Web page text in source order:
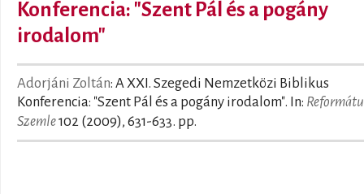
Konferencia: "Szent Pál és a pogány
irodalom"
Adorjáni Zoltán: A XXI. Szegedi Nemzetközi Biblikus
Konferencia: "Szent Pál és a pogány irodalom". In:
Szemle102 (2009), 631-633. pp.